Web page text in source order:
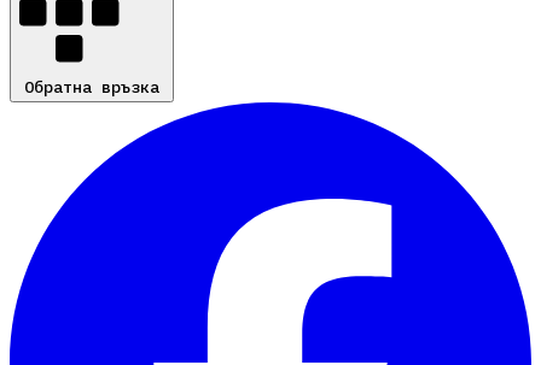
Обратна връзка
Обратна връзка